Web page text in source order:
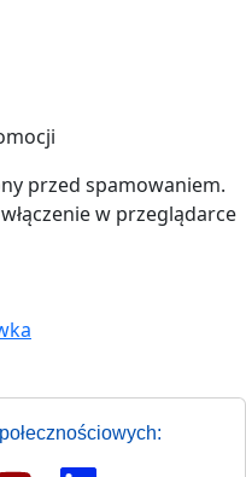
przed spamowaniem.
w przeglądarce